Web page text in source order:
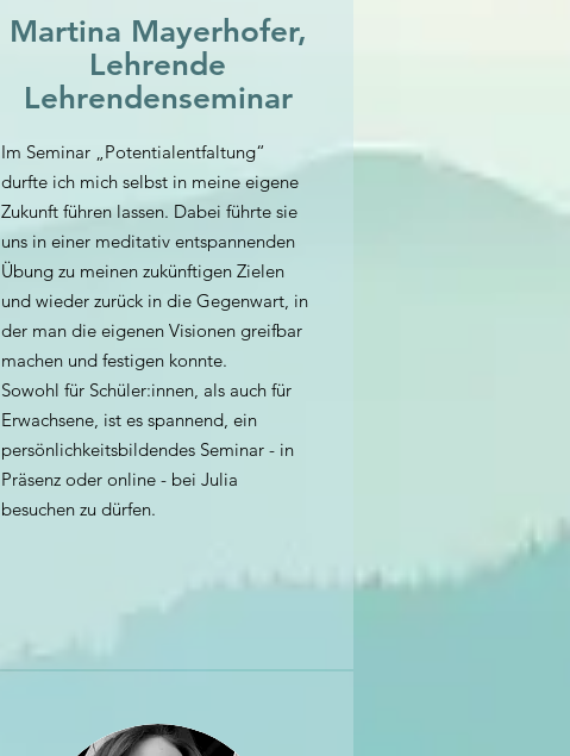
Martina Mayerhofer,
Lehrende
Lehrendenseminar
Im Seminar „Potentialentfaltung“
durfte ich mich selbst in meine eigene
Zukunft führen lassen. Dabei führte sie
uns in einer meditativ entspannenden
Übung zu meinen zukünftigen Zielen
und wieder zurück in die Gegenwart, in
der man die eigenen Visionen greifbar
machen und festigen konnte.
Sowohl für Schüler:innen, als auch für
Erwachsene, ist es spannend, ein
persönlichkeitsbildendes Seminar - in
Präsenz oder online - bei Julia
besuchen zu dürfen.